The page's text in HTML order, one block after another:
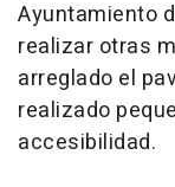
Ayuntamiento
realizar otras
arreglado el
realizado
accesibilidad.